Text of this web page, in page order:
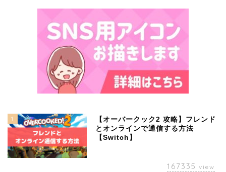
1
【オーバークック2 攻略】フレンド
とオンラインで通信する方法
【Switch】
167335 view